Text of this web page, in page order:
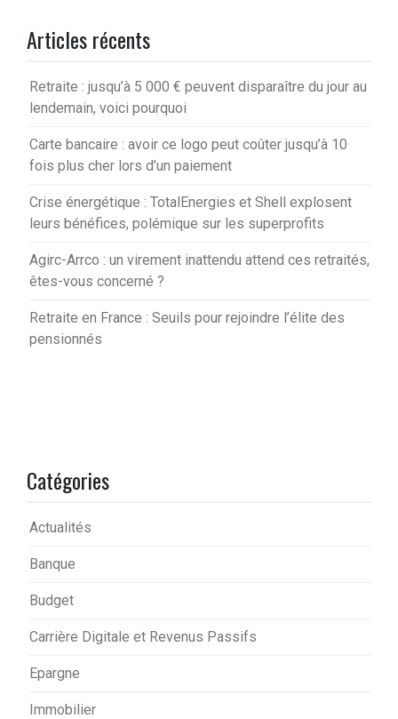
Articles récents
Retraite : jusqu’à 5 000 € peuvent disparaître du jour au
lendemain, voici pourquoi
Carte bancaire : avoir ce logo peut coûter jusqu’à 10
fois plus cher lors d’un paiement
Crise énergétique : TotalEnergies et Shell explosent
leurs bénéfices, polémique sur les superprofits
Agirc-Arrco : un virement inattendu attend ces retraités,
êtes-vous concerné ?
Retraite en France : Seuils pour rejoindre l’élite des
pensionnés
Catégories
Actualités
Banque
Budget
Carrière Digitale et Revenus Passifs
Epargne
Immobilier